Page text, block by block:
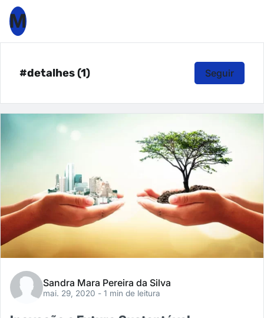
M
#detalhes (1) Seguir
Sandra Mara Pereira da Silva
mai. 29, 2020 - 1 min de leitura